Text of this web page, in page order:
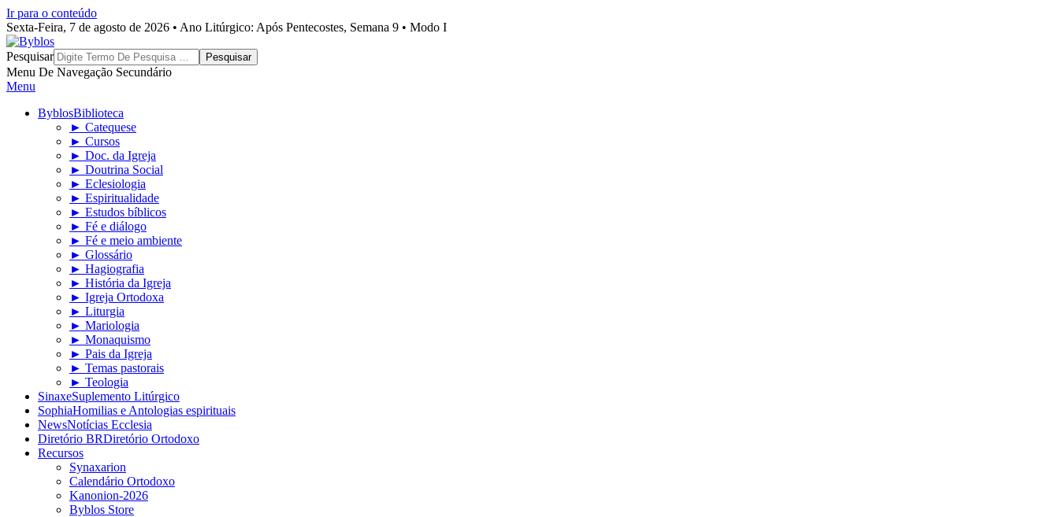
Ir para o conteúdo
Sexta-Feira, 7 de agosto de 2026 • Ano Litúrgico: Após Pentecostes, Semana 9 • Modo I
Byblos
Pesquisar
Menu De Navegação Secundário
Menu
ByblosBiblioteca
► Catequese
► Cursos
► Doc. da Igreja
► Doutrina Social
► Eclesiologia
► Espiritualidade
► Estudos bíblicos
► Fé e diálogo
► Fé e meio ambiente
► Glossário
► Hagiografia
► História da Igreja
► Igreja Ortodoxa
► Liturgia
► Mariologia
► Monaquismo
► Pais da Igreja
► Temas pastorais
► Teologia
SinaxeSuplemento Litúrgico
SophiaHomilias e Antologias espirituais
NewsNotícias Ecclesia
Diretório BRDiretório Ortodoxo
Recursos
Synaxarion
Calendário Ortodoxo
Kanonion-2026
Byblos Store